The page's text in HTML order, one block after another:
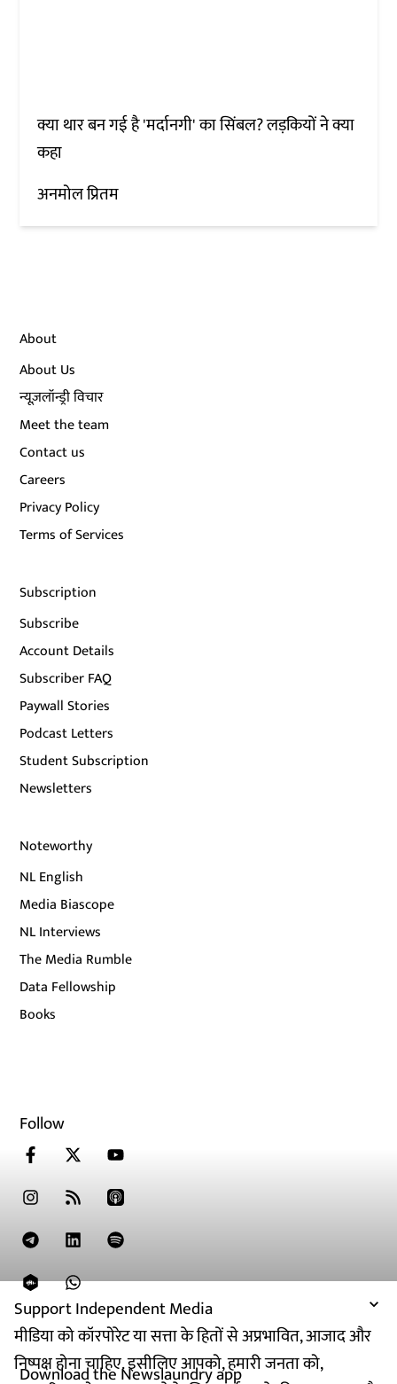
Support Independent Media
मीडिया को कॉरपोरेट या सत्ता के हितों से अप्रभावित, आजाद और
निष्पक्ष होना चाहिए. इसीलिए आपको, हमारी जनता को,
क्या थार बन गई है 'मर्दानगी' का सिंबल? लड़कियों ने क्या
कहा
अनमोल प्रितम
About
About Us
न्यूज़लॉन्ड्री विचार
Meet the team
Contact us
Careers
Privacy Policy
Terms of Services
Subscription
Subscribe
Account Details
Subscriber FAQ
Paywall Stories
Podcast Letters
Student Subscription
Newsletters
Noteworthy
NL English
Media Biascope
NL Interviews
The Media Rumble
Data Fellowship
Books
Follow
Download the Newslaundry app